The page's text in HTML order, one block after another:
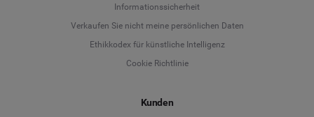
Informationssicherheit
Verkaufen Sie nicht meine persönlichen Daten
Ethikkodex für künstliche Intelligenz
Cookie Richtlinie
Kunden
Deutsch
English